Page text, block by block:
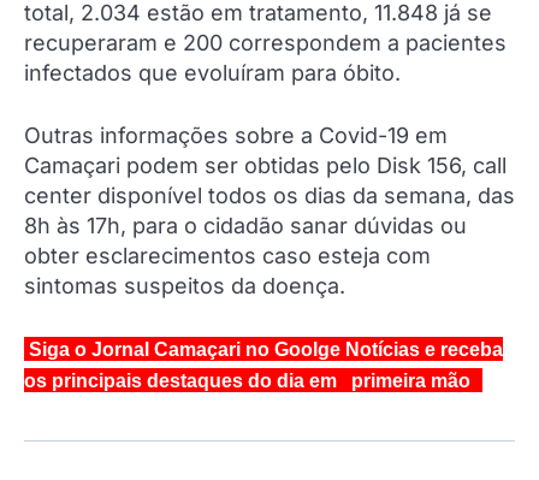
total, 2.034 estão em tratamento, 11.848 já se
recuperaram e 200 correspondem a pacientes
infectados que evoluíram para óbito.
Outras informações sobre a Covid-19 em
Camaçari podem ser obtidas pelo Disk 156, call
center disponível todos os dias da semana, das
8h às 17h, para o cidadão sanar dúvidas ou
obter esclarecimentos caso esteja com
sintomas suspeitos da doença.
Siga o Jornal Camaçari no Goolge Notícias e receba
os principais destaques do dia em primeira mão